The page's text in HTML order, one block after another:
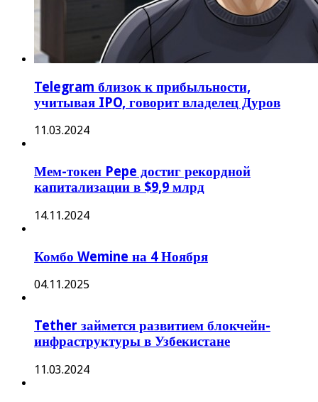
Telegram близок к прибыльности,
учитывая IPO, говорит владелец Дуров
11.03.2024
Мем-токен Pepe достиг рекордной
капитализации в $9,9 млрд
14.11.2024
Комбо Wemine на 4 Ноября
04.11.2025
Tether займется развитием блокчейн-
инфраструктуры в Узбекистане
11.03.2024